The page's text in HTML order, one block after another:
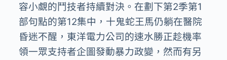
容小覷的鬥技者持續對決。在劃下第2季第1
部句點的第12集中，十鬼蛇王馬仍躺在醫院
昏迷不醒，東洋電力公司的速水勝正趁機率
領一眾支持者企圖發動暴力政變，然而有另